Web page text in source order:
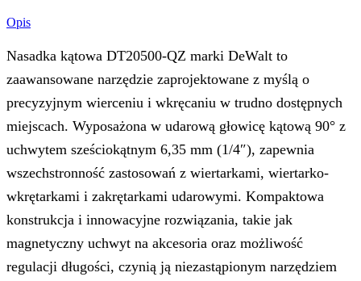
Opis
Nasadka kątowa DT20500-QZ marki DeWalt to
zaawansowane narzędzie zaprojektowane z myślą o
precyzyjnym wierceniu i wkręcaniu w trudno dostępnych
miejscach. Wyposażona w udarową głowicę kątową 90° z
uchwytem sześciokątnym 6,35 mm (1/4″), zapewnia
wszechstronność zastosowań z wiertarkami, wiertarko-
wkrętarkami i zakrętarkami udarowymi. Kompaktowa
konstrukcja i innowacyjne rozwiązania, takie jak
magnetyczny uchwyt na akcesoria oraz możliwość
regulacji długości, czynią ją niezastąpionym narzędziem